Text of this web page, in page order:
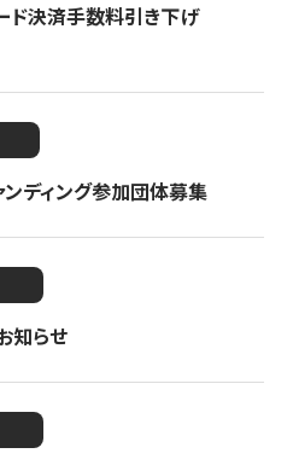
ド決済手数料引き下げ
ディング参加団体募集
知らせ